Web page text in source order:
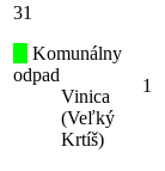
31
Komunálny
odpad
Vinica
(Veľký
Krtíš)
1